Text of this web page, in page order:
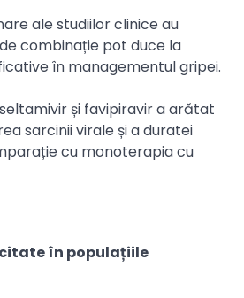
ale studiilor clinice au
combinație pot duce la
în managementul gripei.
și favipiravir a arătat
sarcinii virale și a duratei
cu monoterapia cu
în populațiile